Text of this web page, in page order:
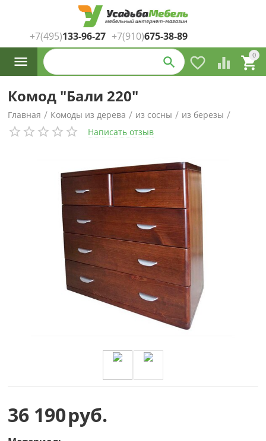
+7(495)133-96-27 +7(910)675-38-89
0

 

Каталог
товаров
Комод "Бали 220"
Главная / Комоды из дерева / из сосны / из березы /
Написать отзыв
36 190руб.